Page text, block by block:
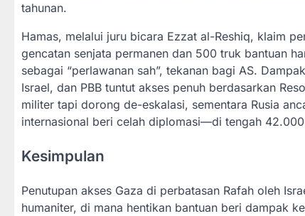
tahunan.
Hamas, melalui juru bicara Ezzat al-Reshiq, klaim
gencatan senjata permanen dan 500 truk bantuan
sebagai “perlawanan sah”, tekanan bagi AS.
Israel, dan PBB tuntut akses penuh berdasarkan
militer tapi dorong de-eskalasi, sementara Rusia
internasional beri celah diplomasi—di tengah
Kesimpulan
Penutupan akses Gaza di perbatasan Rafah oleh
humaniter, di mana hentikan bantuan beri dampak